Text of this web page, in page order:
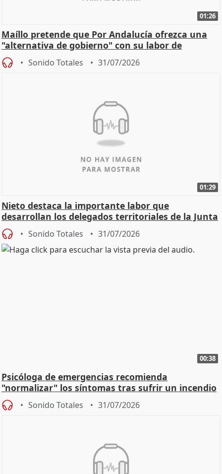
01:26
Maíllo pretende que Por Andalucía ofrezca una
"alternativa de gobierno" con su labor de
oposición
Sonido Totales 31/07/2026
01:29
Nieto destaca la importante labor que
desarrollan los delegados territoriales de la Junta
Sonido Totales 31/07/2026
00:38
Psicóloga de emergencias recomienda
"normalizar" los síntomas tras sufrir un incendio
Sonido Totales 31/07/2026